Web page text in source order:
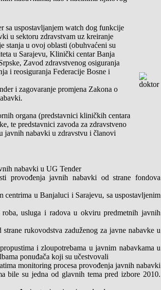
uspostavljanjem watch dog funkcije
u sektoru zdravstvam uz kreiranje
stanja u ovoj oblasti (obuhvaćeni su
u Sarajevu, Klinički centar Banja
Zavod zdravstvenog osiguranja
i reosiguranja Federacije Bosne i
i zagovaranje promjena Zakona o
organa (predstavnici kliničkih centara
te predstavnici zavoda za zdravstveno
javnih nabavki u zdravstvu i članovi
nabavki u UG Tender
javnih nabavki od strane fondova
u Banjaluci i Sarajevu, sa uspostavljenim
usluga i radova u okviru predmetnih javnih
rukovodstva zaduženog za javne nabavke u
i zloupotrebama u javnim nabavkama u
ponuđača koji su učestvovali
monitoring procesa provođenja javnih nabavki
su jedna od glavnih tema pred izbore 2010.